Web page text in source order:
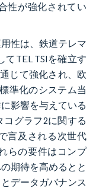
性が強化されてい
性は、鉄道テレマ
TEL TSIを確立す
じて強化され、欧
準化のシステム当
影響を与えている
グラフ2に関する
言及される次世代
らの要件はコンプ
期待を高めるとと
データガバナンス